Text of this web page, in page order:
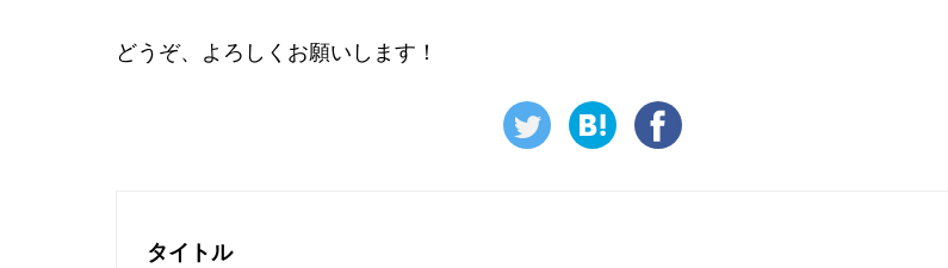
どうぞ、よろしくお願いします！
タイトル